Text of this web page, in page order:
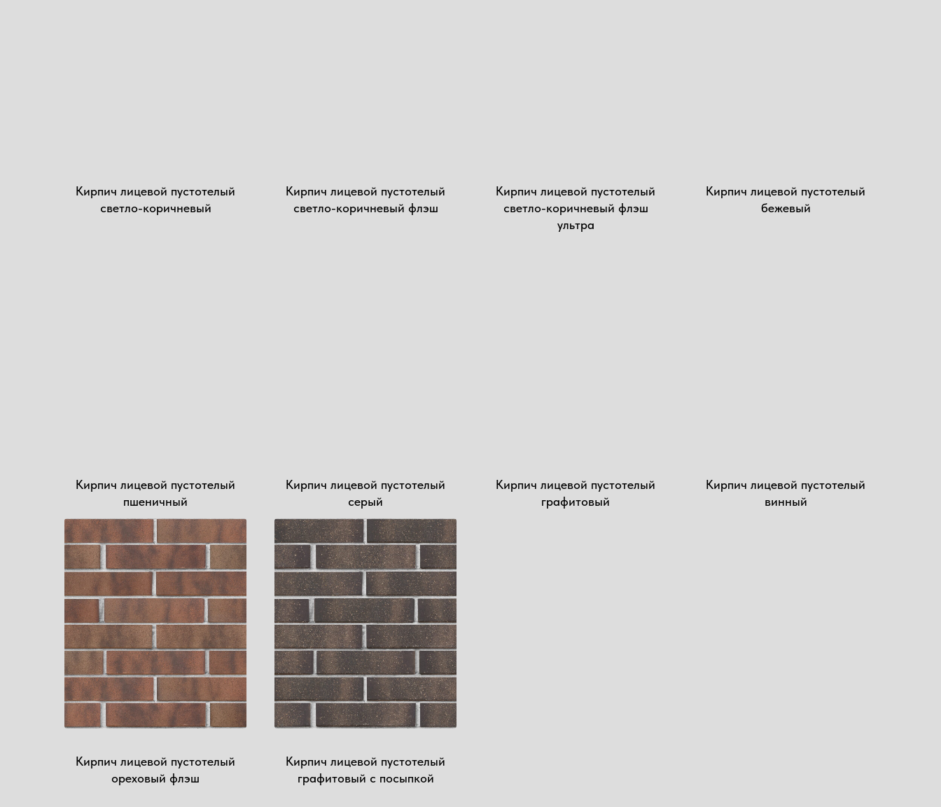
Кирпич лицевой пустотелый
светло-коричневый
Кирпич лицевой пустотелый
светло-коричневый флэш
Кирпич лицевой пустотелый
светло-коричневый флэш
ультра
Кирпич лицевой пустотелый
бежевый
Кирпич лицевой пустотелый
пшеничный
Кирпич лицевой пустотелый
серый
Кирпич лицевой пустотелый
графитовый
Кирпич лицевой пустотелый
винный
Кирпич лицевой пустотелый
ореховый флэш
Кирпич лицевой пустотелый
графитовый с посыпкой